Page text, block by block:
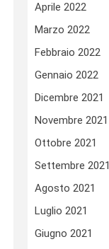
Aprile 2022
Marzo 2022
Febbraio 2022
Gennaio 2022
Dicembre 2021
Novembre 2021
Ottobre 2021
Settembre 2021
Agosto 2021
Luglio 2021
Giugno 2021